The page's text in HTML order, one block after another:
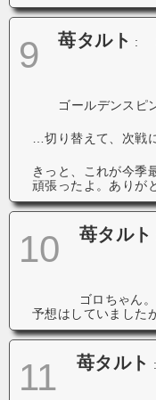
9 苺タルト :
ゴールデンスピ
…切り替えて、次戦
きっと、これが今季
頑張ったよ。ありが
10 苺タルト
ゴロちゃん
予想はしていました
11 苺タルト :